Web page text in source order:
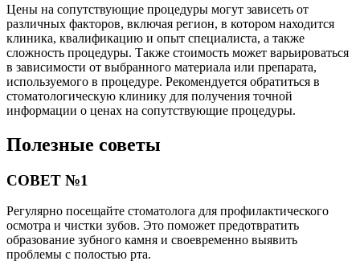
Цены на сопутствующие процедуры могут зависеть от
различных факторов, включая регион, в котором находится
клиника, квалификацию и опыт специалиста, а также
сложность процедуры. Также стоимость может варьироваться
в зависимости от выбранного материала или препарата,
используемого в процедуре. Рекомендуется обратиться в
стоматологическую клинику для получения точной
информации о ценах на сопутствующие процедуры.
Полезные советы
СОВЕТ №1
Регулярно посещайте стоматолога для профилактического
осмотра и чистки зубов. Это поможет предотвратить
образование зубного камня и своевременно выявить
проблемы с полостью рта.